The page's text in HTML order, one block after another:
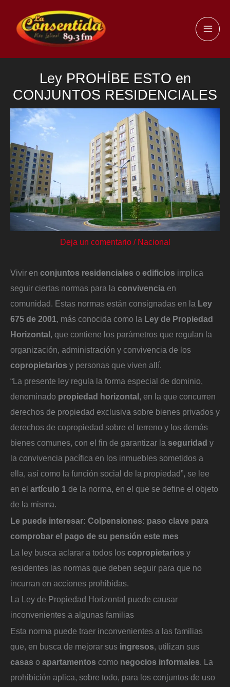
contenido
Ley PROHÍBE ESTO en
CONJUNTOS RESIDENCIALES
Deja un comentario / Nacional
Vivir en conjuntos residenciales o edificios implica
seguir ciertas normas para la convivencia en
comunidad. Estas normas están consignadas en la Ley
675 de 2001, más conocida como la Ley de Propiedad
Horizontal, que contiene los parámetros que regulan la
organización, administración y convivencia de los
copropietarios y personas que viven allí.
“La presente ley regula la forma especial de dominio,
denominado propiedad horizontal , en la que concurren
derechos de propiedad exclusiva sobre bienes privados y
derechos de copropiedad sobre el terreno y los demás
bienes comunes, con el fin de garantizar la seguridad y
la convivencia pacífica en los inmuebles sometidos a
ella, así como la función social de la propiedad”, se lee
en el artículo 1 de la norma, en el que se define el objeto
de la misma.
Le puede interesar: Colpensiones: paso clave para
comprobar el pago de su pensión este mes
La ley busca aclarar a todos los copropietarios y
residentes las normas que deben seguir para que no
incurran en acciones prohibidas.
La Ley de Propiedad Horizontal puede causar
inconvenientes a algunas familias
Esta norma puede traer inconvenientes a las familias
que, en busca de mejorar sus ingresos, utilizan sus
casas o apartamentos como negocios informales. La
prohibición aplica, sobre todo, para los conjuntos de uso